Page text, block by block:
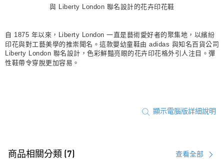
付款後門市自取與 Liberty London 聯名設計的花卉印花鞋
自 1875 年以來，Liberty London 一直是藝術愛好者的聚集地，以繽紛
印花與對工藝美學的推崇聞名。這款嬰幼童鞋由 adidas 與知名百貨公司
Liberty London 聯名設計，色彩鮮豔亮眼的花卉印花格外引人注目。彈
性鞋帶令穿脫更加容易。
顯示電腦版詳細說明
商品相關分類 (7) 查看全部